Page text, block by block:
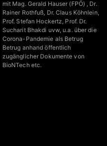
mit Mag. Gerald Hauser (FPÖ) , Dr.
Rainer Rothfuß, Dr. Claus Köhnlein,
Prof. Stefan Hockertz, Prof. Dr.
Sucharit Bhakdi uvw, u.a. über die
Corona-Pandemie als Betrug
Betrug anhand öffentlich
zugänglicher Dokumente von
BioNTech etc.